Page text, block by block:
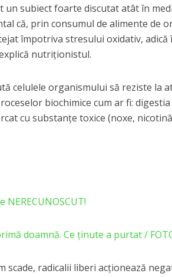
un subiect foarte discutat atât în
că, prin consumul de alimente de
împotriva stresului oxidativ, adică
nutriționistul.
celulele organismului să reziste la
biochimice cum ar fi:
cu substanțe toxice (noxe,
NERECUNOSCUT!
doamnă. Ce ținute a purtat /
scade, radicalii liberi acționează